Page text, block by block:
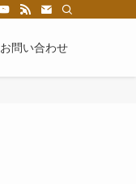
お問い合わせ